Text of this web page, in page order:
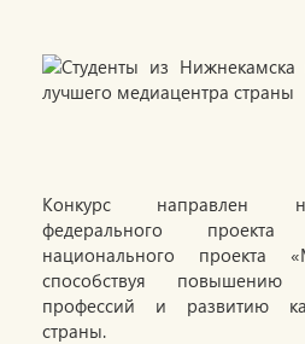
Конкурс направлен
федерального проекта
национального проекта
способствуя
профессий и развитию
страны.